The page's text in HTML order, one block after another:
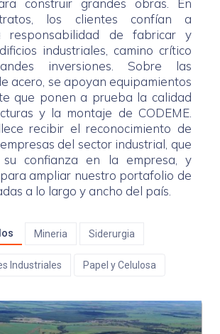
construir grandes obras. En
los clientes confían a
responsabilidad de fabricar y
industriales, camino crítico
inversiones. Sobre las
acero, se apoyan equipamientos
que ponen a prueba la calidad
y la montaje de CODEME.
recibir el reconocimiento de
del sector industrial, que
su confianza en la empresa, y
ampliar nuestro portafolio de
a lo largo y ancho del país.
Mineria Siderurgia
Industriales Papel y Celulosa